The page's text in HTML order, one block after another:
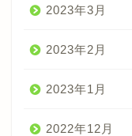
2023年3月
2023年2月
2023年1月
2022年12月